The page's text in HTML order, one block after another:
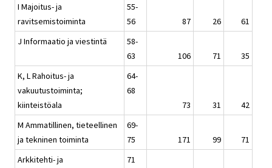
I Majoitus- ja
ravitsemistoiminta
55-
56
87 26
61
J Informaatio ja viestintä
58-
63
106 71
35
K, L Rahoitus- ja
vakuutustoiminta;
kiinteistöala
64-
68
73
31
42
M Ammatillinen, tieteellinen
ja tekninen toiminta
69-
75
171 99
71
Arkkitehti- ja
71